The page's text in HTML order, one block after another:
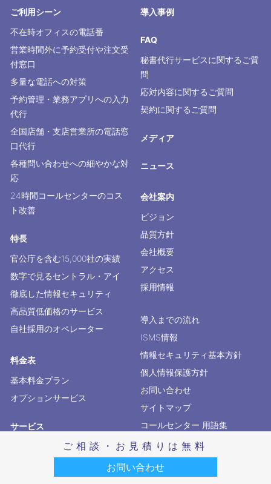
ご利用シーン
不在時オフィスの電話番
営業時間外に予約受付や注文受
付窓口
多量な電話への対策
予約管理・業務アプリへの入力
代行
全国店舗・支店営業所の電話窓
口代行
各種問い合わせへの細やかな対
応
24時間コールセンターのコス
ト改善
特長
官公庁を含む15,000社の実績
数字で見るセントラル・アイ
徹底した情報セキュリティ
高品質低価格のサービス
自社採用のオペレーター
料金表
基本料金プラン
オプションサービス
サービス
電話代行サービス
秘書代行サービス
コールセンター代行サービス
導入事例
FAQ
秘書代行サービスに関するご質
問
応対内容に関するご質問
契約に関するご質問
メディア
会社案内
ビジョン
品質方針
会社概要
採用情報
導入までの流れ
ISMS情報
情報セキュリティ基本方針
個人情報保護方針
お問い合わせ
サイトマップ
コールセンター 用語集
ご相談・お見積りは無料
お問い合わせ